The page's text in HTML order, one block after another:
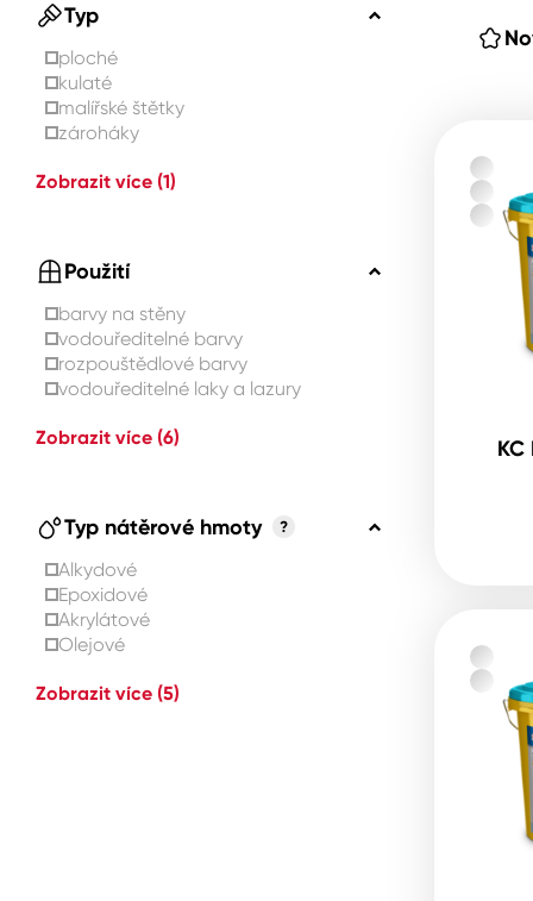
Typ
ploché
kulaté
malířské štětky
zároháky
Zobrazit více (1)
Použití
barvy na stěny
vodouředitelné barvy
rozpouštědlové barvy
vodouředitelné laky a lazury
Zobrazit více (6)
Typ nátěrové hmoty ?
Alkydové
Epoxidové
Akrylátové
Olejové
Zobrazit více (5)
KC